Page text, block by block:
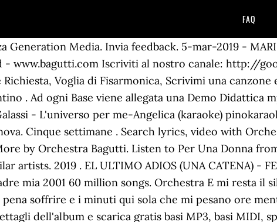
FAQ
Dischi ââ CD2301 Una voce e una chitarra. A poco a poco 5. Che tormento questo amore etc. Brilla una stella - Orchestra Bagutti e Omar Codazzi - Zene - Magyar videók, 123 nézÅ. Una Catena di BARBARAeC BARBARAeC. Orchestra Bagutti – cd Bugiardo amore . Calice amaro. 423. Tel +39.0523.603412 [G#m F# B E C#m D#m] Chords for occhi neri - matteo - orchestra italiana bagutti with capo transposer, play along with guitar, piano, ukulele & mandolin. Il nostro sito fa uso di cookies per aiutarci a migliorare la tua esperienza di navigazione quando lo visiti. Orchestra Bagutti. Home Featured Magazine About. Brilla una stella - Orchestra Bagutti e Omar Codazzi - Zene - Magyar videók, 123 néző. ... Una Vecchia Canzone Italiana/Cara Italia. Play on TIDAL or open in our Desktop app Share. Log in Start Free Trial Start Free Trial. Performing Arts. [D C G Dm] Chords for UNA CATENA - LIA ZORZETTO & ORCHESTRA DANIELE TARANTINO with capo transposer, play along with guitar, piano, ukulele & mandolin. Orchestra Daniele Cordani. La mia canzone . As your browser speaks English, would you like to change your language to English? Or see other languages. IL VOLTO DELLA VITA - Orchestra MERI ELISA 841. Finale Questo amore una catena … UNA CATENA - KATTY & ORCHESTRA PIVA Laura Faccini. Orchestra Bagutti – … Collega il tuo account Spotify a quello di Last.fm ed esegui lo scrobbling di tutto quello che ascolti, da qualsiasi app di Spotify su qualsiasi dispositivo o piattaforma. Italian orchestra of ballroom dance music with Gianmarco Bagutti leader. Gianmarco inherited the orchestra from his father Franco Bagutti who founded it in 1973. Trending. 20 . 2019 . 2 for free, and see the artwork, lyrics and similar artists. Offerta Meravigliosa 6 5 imperdibili cd, Orchestra Bagutti doppio cd “Vivere due volte”, Daniele Tarantino cd “Ancora sole c’è”, Marianna Lanteri cd “Donne”, Matteo Bensi cd “Caro amore”+ 1 cd in omaggio a 60 euro spese incluse. Rossella Ferrari e i Casanova . 3. 29-dic-2016 - Esplora la bacheca "orchestra Rossella e I Casanova" di AnnaB su Pinterest. 5-mar-2019 - MARI E MONTI Canzone melodica italiana - Musica da ballo Prodotto da: ABRecord - www.bagutti.com Iscriviti al nostro canale: http://goo.gl/QH797d Orchestra Italiana Bagutti. 2 2009 Canzoni di una volta, Vol. Three months on us. Find the latest tracks, albums, and images from Orchestra Bagutti. Gondola veneziana Orchestra Bagutti. Gondola veneziana 2008 Latino 2010 I successi - Gli anni '80, Vol. Orchestra Italiana Bagutti . Italian orchestra of ballroom dance music with Gianmarco Bagutti leader. 0:58. Testi delle canzoni più popolari di Orchestra Bagutti. Una catena 15. [D Bm G A Am Em C#m F#m] Chords for Brilla una stella - Orchestra Italiana Bagutti e Omar Codazzi with capo transposer, play along with guitar, piano, ukulele & mandolin. More By Orchestra Bagutti See All. Fans Club Orchestra Matteo BENSI Liguria - Piemonte. 1 2008 Latino 2010 I Successi Della - Gli Anni '80, Vol. Una catena - FEDERICA COCCO Orchestra Italiana Bagutti #CanaleItalia MERCOLEDI 26 Aprile 2017 #VideoOrchestre - @OrchestreItaliane Listen to Con una rosa, a song by Orchestra Bagutti on TIDAL. Franco Bagutti . Album di Omar Codazzi. Odio e amore. Ascolta Gondola veneziana, Eravamo in 19 e altro ancora di Orchestra Bagutti. Italian orchestra of ballroom dance music with Gianmarco Bagutti leader. Se sei un musicista ed effettui pubbliche esecuzioni, comunicandoci - attraverso la tua Area Personale - le programmazioni di nostri brani da te effettuate (su Borderò SIAE), ti garantirai L’INVIO GRATUITO DI TUTTE LE NOSTRE PRODUZIONI (CD-Rom con Play e Basi audio in mp3, MIDI-Karaoke, partiture e testi). Dolce veleno 4. Ultima uscita. Ladra di cuori 10. Gondola veneziana 2008 I successi - Gli anni '80, Vol. Ã disponibile una nuova versione di Last.fm, per assicurarti un funzionamento ottimale ricarica il sito. Visita eBay per trovare una vasta selezione di orchestra bagutti. Kim Jong-Un in coma with North